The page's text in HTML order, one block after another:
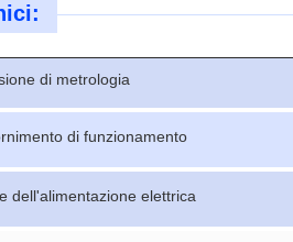
di metrologia
di funzionamento
dell'alimentazione elettrica